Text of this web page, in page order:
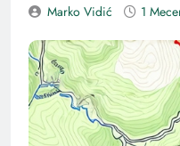
Marko Vidić 1